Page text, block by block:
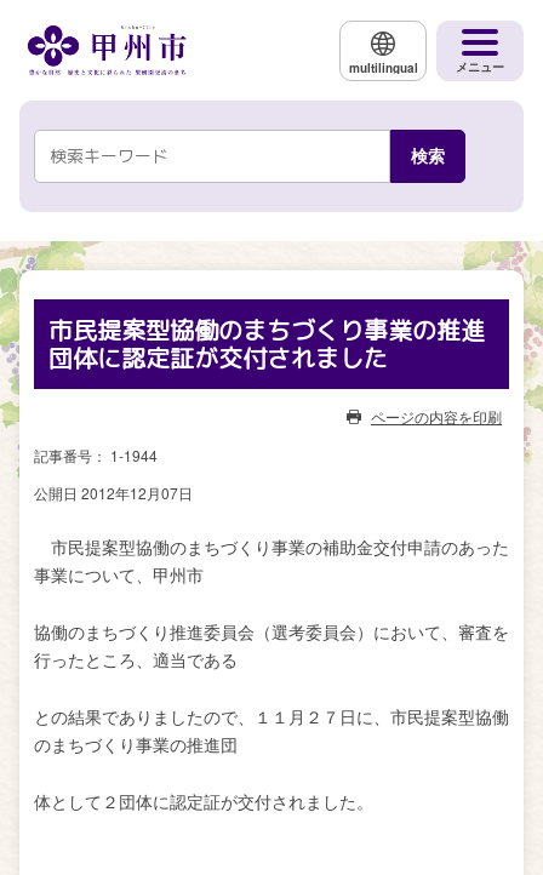
multilingual メニュー
市民提案型協働のまちづくり事業の推進
団体に認定証が交付されました
ページの内容を印刷
記事番号： 1-1944
公開日 2012年12月07日
市民提案型協働のまちづくり事業の補助金交付申請のあった
事業について、甲州市
協働のまちづくり推進委員会（選考委員会）において、審査を
行ったところ、適当である
との結果でありましたので、１１月２７日に、市民提案型協働
のまちづくり事業の推進団
体として２団体に認定証が交付されました。